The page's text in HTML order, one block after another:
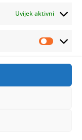
Uvijek aktivni